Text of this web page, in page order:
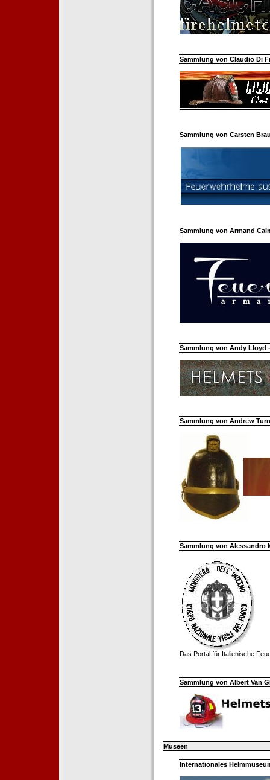
Sammlung von Claudio Di
Sammlung von Carsten
Sammlung von Armand
Sammlung von Andy Lloyd
Sammlung von Andrew
Sammlung von Alessandro
Das Portal für Italienische
Sammlung von Albert Van
Museen
Internationales